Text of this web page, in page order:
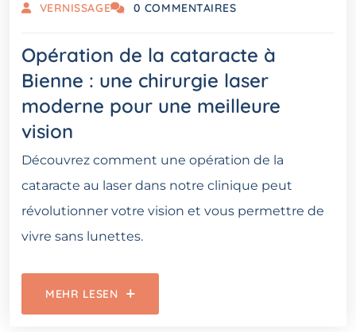
VERNISSAGE 0 COMMENTAIRES
Opération de la cataracte à
Bienne : une chirurgie laser
moderne pour une meilleure
vision
Découvrez comment une opération de la
cataracte au laser dans notre clinique peut
révolutionner votre vision et vous permettre de
vivre sans lunettes.
MEHR LESEN